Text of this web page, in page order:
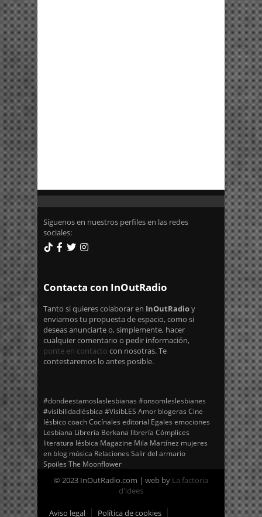
Síguenos en nuestros perfiles en las redes
sociales:
Contacta con InOutRadio
Tanto si quieres colaborar en InOutRadioy
enviarnos tu propuesta de espacio, como si
deseas anunciarte o, simplemente, hacer
cualquier comentario o pedir información,
ponte en contacto con nosotras. Te
contestaremos lo antes posible.
#dondeestamoslaslesbianas #onsomleslesbianes
#visibilidadlésbica #VisibLES Amor blogeras Cine
lésbicocoachCocínales editorial Egales emociones
Lesbiana Librería Berkana librería Cómplices
literatura lésbica Magazine Mila Martínez mujeres
en blog música Relaciones Salir del armario
Spoiles The Moonflower
© 2023 InOutRadio.com | web by La factoria
d'idees
Aviso legal Política de cookies